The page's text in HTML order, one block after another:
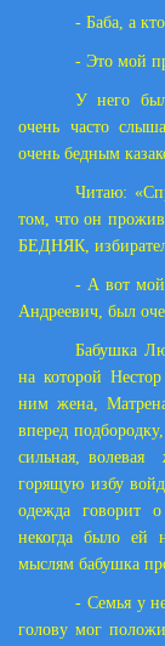
- Баба, а
- Это мой
У него
очень часто
очень бедным
Читаю:
том, что он
БЕДНЯК,
- А вот мой
Андреевич, был
Бабушка
на которой
ним жена,
вперед
сильная, волевая
горящую избу
одежда говорит
некогда было ей
мыслям бабушка
- Семья у
голову мог